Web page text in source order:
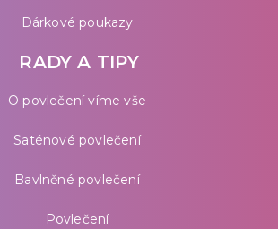
Dárkové poukazy
RADY A TIPY
O povlečení víme vše
Saténové povlečení
Bavlněné povlečení
Povlečení